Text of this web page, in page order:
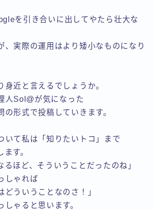
を引き合いに出してやたら壮大な
、実際の運用はより矮小なものになり
身近と言えるでしょうか。
人Sol@が気になった
の形式で投稿していきます。
いて私は「知りたいトコ」まで
す。
るほど、そういうことだったのね」
しゃれば
どういうことなのさ！」
しゃると思います。